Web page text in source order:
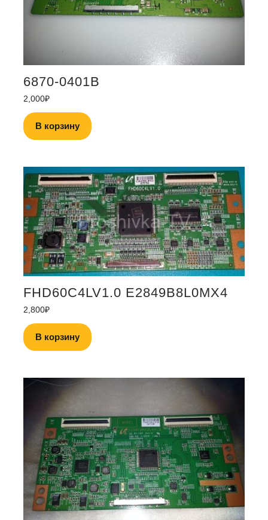
6870-0401B
2,000₽
В корзину
FHD60C4LV1.0 E2849B8L0MX4
2,800₽
В корзину